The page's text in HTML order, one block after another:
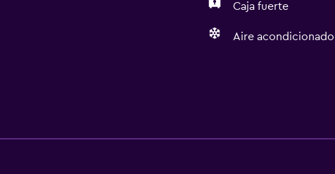
Caja fuerte
Aire acondicionado